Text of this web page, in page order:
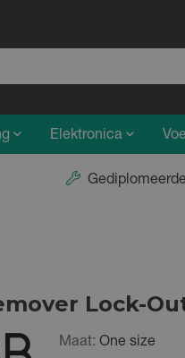
Elektronica
Lock-
Maat: One size